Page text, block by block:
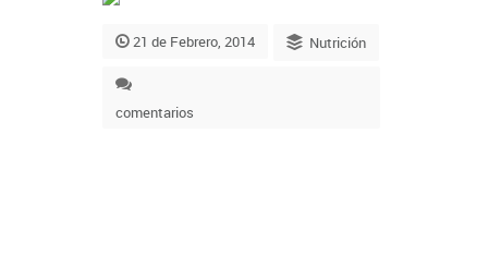
21 de Febrero, 2014 Nutrición
comentarios